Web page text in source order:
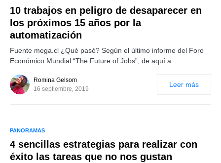
10 trabajos en peligro de desaparecer en
los próximos 15 años por la
automatización
Fuente mega.cl ¿Qué pasó? Según el último informe del Foro
Económico Mundial “The Future of Jobs”, de aquí a…
Romina Gelsom
16 septiembre, 2019
Leer más
PANORAMAS
4 sencillas estrategias para realizar con
éxito las tareas que no nos gustan